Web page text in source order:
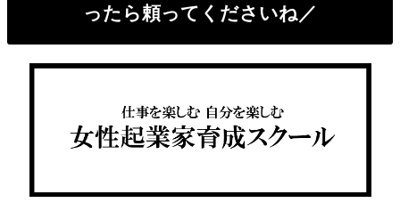
ったら頼ってくださいね／